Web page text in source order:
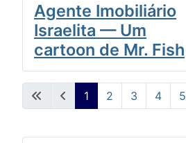
Agente Imobiliário
Israelita — Um
cartoon de Mr. Fish
1 2 3 4 5